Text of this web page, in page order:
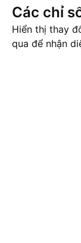
Các chỉ
Hiển thị thay
qua để nhận